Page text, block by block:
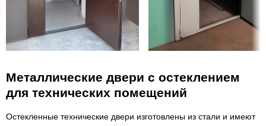
Металлические двери с остеклением
для технических помещений
Остекленные технические двери изготовлены из стали и имеют